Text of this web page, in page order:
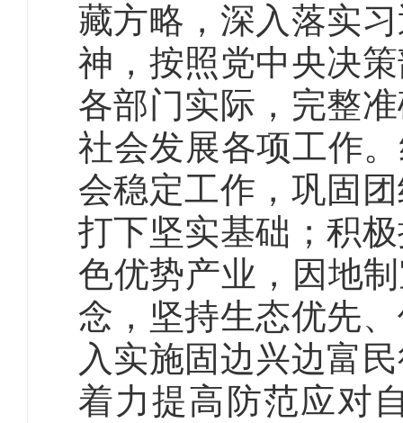
藏方略，深入落实
神，按照党中央决
各部门实际，完整
社会发展各项工作
会稳定工作，巩固
打下坚实基础；积
色优势产业，因地
念，坚持生态优先
入实施固边兴边富
着力提高防范应对